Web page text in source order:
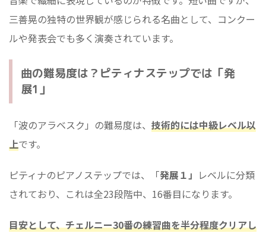
三善晃の独特の世界観が感じられる名曲として、コンクー
ルや発表会でも多く演奏されています。
曲の難易度は？ピティナステップでは「発
展1」
「波のアラベスク」の難易度は、 技術的には中級レベル以
上です。
ピティナのピアノステップでは、「発展１」 レベルに分類
されており、これは全23段階中、16番目になります。
目安として、チェルニー30番の練習曲を半分程度クリアし